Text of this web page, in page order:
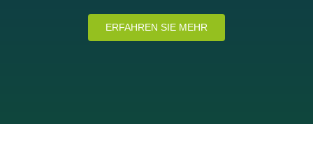
ERFAHREN SIE MEHR